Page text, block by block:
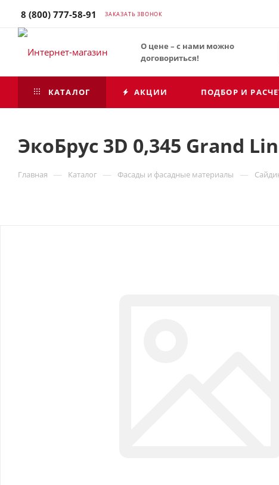
8 (800) 777-58-91 ЗАКАЗАТЬ ЗВОНОК
О цене – с нами можно
договориться!
КАТАЛОГ АКЦИИ ПОДБОР И
ЭкоБрус 3D 0,345 Grand
Главная — Каталог — Фасады и фасадные материалы —